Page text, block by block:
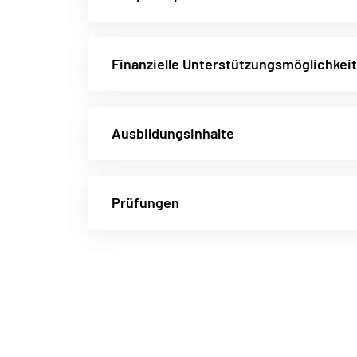
Finanzielle
Ausbildungsinhalte
Prüfungen